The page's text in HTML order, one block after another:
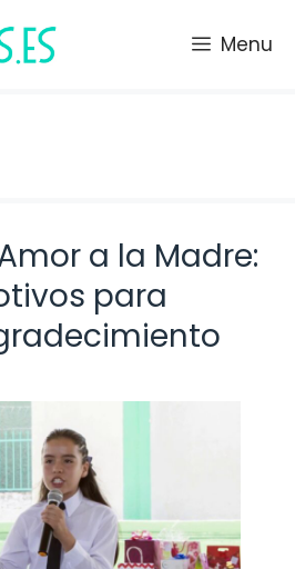
Menu
a la Madre:
para